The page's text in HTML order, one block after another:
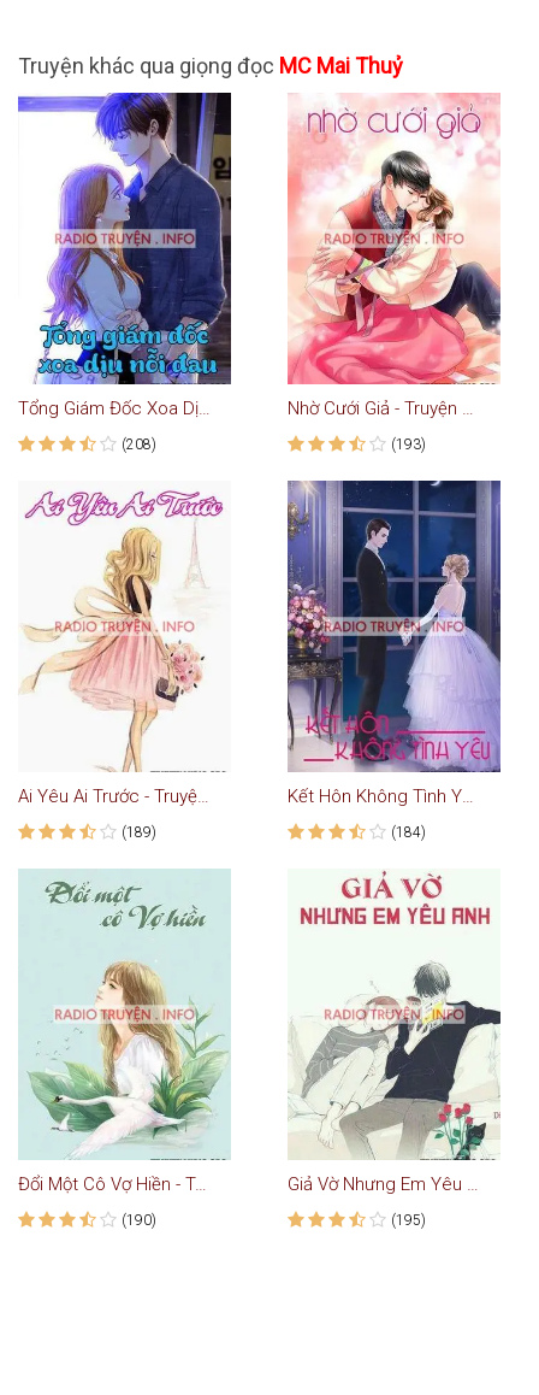
Truyện khác qua giọng đọc MC Mai Thuỷ
Tổng Giám Đốc Xoa Dịu Nỗi Đau - Truyện Ngôn Tình
(208)
Nhờ Cưới Giả - Truyện Ngôn Tình
(193)
Ai Yêu Ai Trước - Truyện Ngôn Tình
(189)
Kết Hôn Không Tình Yêu - Truyện Ngôn Tình
(184)
Đổi Một Cô Vợ Hiền - Truyện Ngôn Tình
(190)
Giả Vờ Nhưng Em Yêu Anh - Truyện Ngôn Tình
(195)